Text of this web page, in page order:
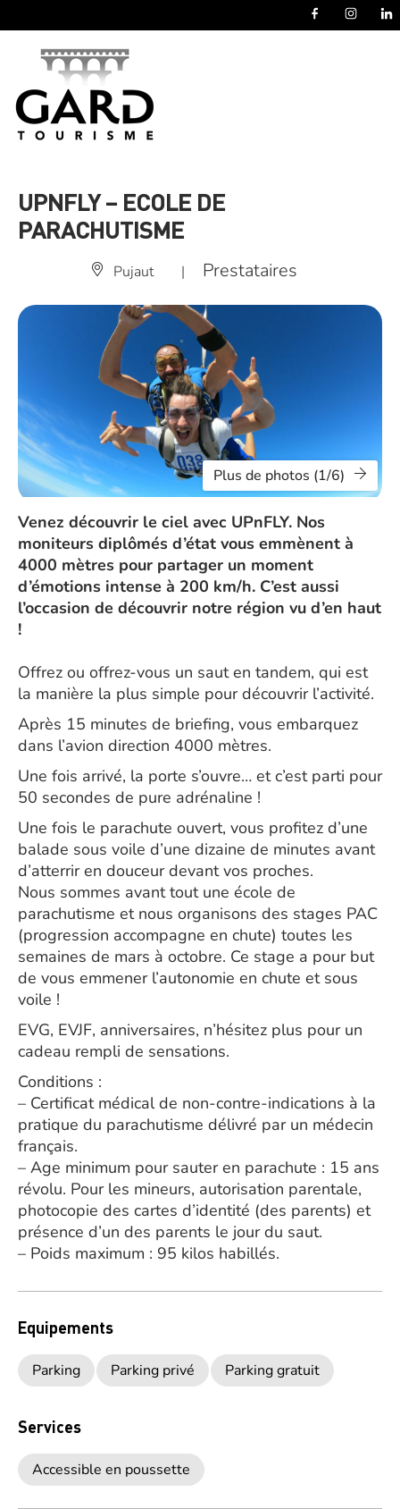
UPNFLY – ECOLE DE
PARACHUTISME
Pujaut | Prestataires
Plus de photos (1/6)
Venez découvrir le ciel avec UPnFLY. Nos
moniteurs diplômés d’état vous emmènent à
4000 mètres pour partager un moment
d’émotions intense à 200 km/h. C’est aussi
l’occasion de découvrir notre région vu d’en haut
!
Offrez ou offrez-vous un saut en tandem, qui est
la manière la plus simple pour découvrir l’activité.
Après 15 minutes de briefing, vous embarquez
dans l’avion direction 4000 mètres.
Une fois arrivé, la porte s’ouvre… et c’est parti pour
50 secondes de pure adrénaline !
Une fois le parachute ouvert, vous profitez d’une
balade sous voile d’une dizaine de minutes avant
d’atterrir en douceur devant vos proches.
Nous sommes avant tout une école de
parachutisme et nous organisons des stages PAC
(progression accompagne en chute) toutes les
semaines de mars à octobre. Ce stage a pour but
de vous emmener l’autonomie en chute et sous
voile !
EVG, EVJF, anniversaires, n’hésitez plus pour un
cadeau rempli de sensations.
Conditions :
– Certificat médical de non-contre-indications à la
pratique du parachutisme délivré par un médecin
français.
– Age minimum pour sauter en parachute : 15 ans
révolu. Pour les mineurs, autorisation parentale,
photocopie des cartes d’identité (des parents) et
présence d’un des parents le jour du saut.
– Poids maximum : 95 kilos habillés.
Equipements
Parking Parking privé Parking gratuit
Services
Accessible en poussette